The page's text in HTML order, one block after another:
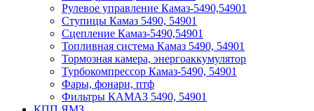
Рулевое управление Камаз-5490,54901
Ступицы Камаз 5490, 54901
Сцепление Камаз-5490,54901
Топливная система Камаз 5490, 54901
Тормозная камера, энергоаккумулятор
Турбокомпрессор Камаз-5490, 54901
Фары, фонари, птф
Фильтры КАМАЗ 5490, 54901